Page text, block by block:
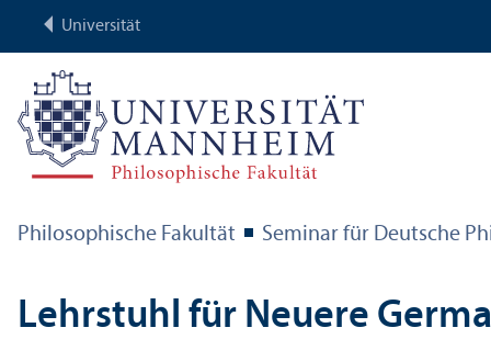
Universität
Philosophische Fakultät Seminar für Deutsche
Lehr­stuhl für Neuere